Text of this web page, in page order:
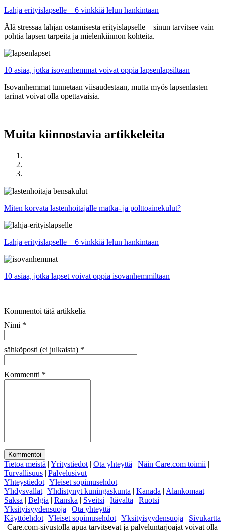
Lahja erityislapselle – 6 vinkkiä lelun hankintaan
Älä stressaa lahjan ostamisesta erityislapselle – sinun tarvitsee vain
pohtia lapsen tarpeita ja mielenkiinnon kohteita.
10 asiaa, jotka isovanhemmat voivat oppia lapsenlapsiltaan
Isovanhemmat tunnetaan viisaudestaan, mutta myös lapsenlasten
tarinat voivat olla opettavaisia.
Muita kiinnostavia artikkeleita
Miten korvata lastenhoitajalle matka- ja polttoainekulut?
Lahja erityislapselle – 6 vinkkiä lelun hankintaan
10 asiaa, jotka lapset voivat oppia isovanhemmiltaan
Kommentoi tätä artikkelia
Nimi *
sähköposti (ei julkaista) *
Kommentti *
Tietoa meistä | Yritystiedot | Ota yhteyttä | Näin Care.com toimii |
Turvallisuus | Palvelusivut
Yhteystiedot | Yleiset sopimusehdot
Yhdysvallat | Yhdistynyt kuningaskunta | Kanada | Alankomaat |
Saksa | Belgia | Ranska | Sveitsi | Itävalta | Ruotsi
Yksityisyydensuoja | Ota yhteyttä
Käyttöehdot | Yleiset sopimusehdot | Yksityisyydensuoja | Sivukartta
Care.com-sivustolla apua tarvitsevat ja palveluntarjoajat voivat olla